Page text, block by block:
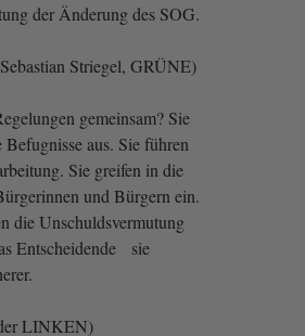
der Änderung des SOG.
Striegel, GRÜNE)
gemeinsam? Sie
aus. Sie führen
Sie greifen in die
und Bürgern ein.
die Unschuldsvermutung
Entscheidende sie
LINKEN)